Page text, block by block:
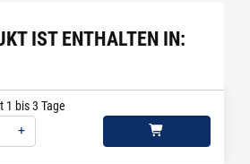
IST ENTHALTEN IN:
1 bis 3 Tage
+